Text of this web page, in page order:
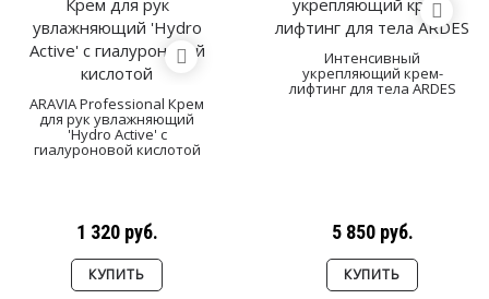
ARAVIA Professional Крем
для рук увлажняющий
'Hydro Active' с
гиалуроновой кислотой
1 320 руб.
КУПИТЬ
Интенсивный
укрепляющий крем-
лифтинг для тела ARDES
5 850 руб.
КУПИТЬ